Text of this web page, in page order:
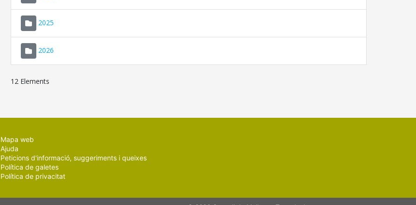
2025
2026
12 Elements
Mapa web
Ajuda
Peticions d'informació, suggeriments i queixes
Política de galetes
Política de privacitat